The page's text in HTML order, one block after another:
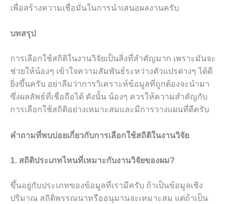
เพื่อสร้างความเชื่อมั่นในการนำเสนอผลงานครับ
บทสรุป
การเลือกใช้สถิติในงานวิจัยเป็นสิ่งที่สำคัญมาก เพราะมันจะ
ช่วยให้น้องๆ เข้าใจความสัมพันธ์ระหว่างตัวแปรต่างๆ ได้ดี
ยิ่งขึ้นครับ อย่าลืมว่าการวิเคราะห์ข้อมูลที่ถูกต้องจะนำมา
ซึ่งผลลัพธ์ที่เชื่อถือได้ ดังนั้น น้องๆ ควรให้ความสำคัญกับ
การเลือกใช้สถิติอย่างเหมาะสมและมีการวางแผนที่ดีครับ
คำถามที่พบบ่อยเกี่ยวกับการเลือกใช้สถิติในงานวิจัย
1. สถิติประเภทไหนที่เหมาะกับงานวิจัยของผม?
ขึ้นอยู่กับประเภทของข้อมูลที่เรามีครับ ถ้าเป็นข้อมูลเชิง
ปริมาณ สถิติพรรณนาหรืออนุมานจะเหมาะสม แต่ถ้าเป็น